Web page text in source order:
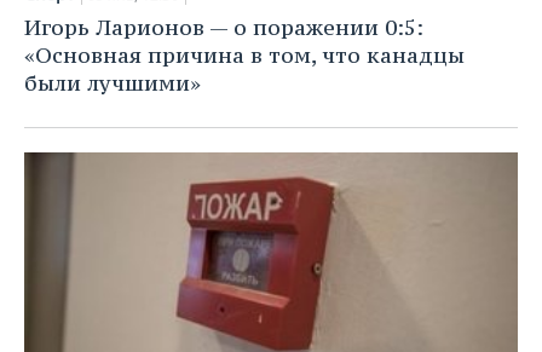
Игорь Ларионов — о поражении 0:5:
«Основная причина в том, что канадцы
были лучшими»